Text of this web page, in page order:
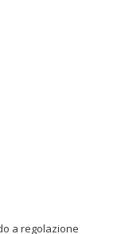
a regolazione